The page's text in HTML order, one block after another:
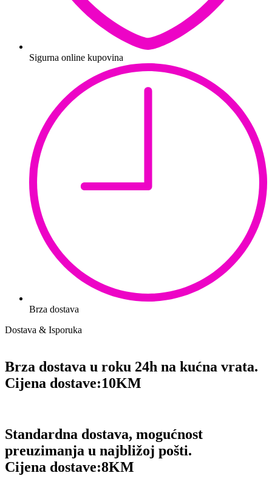
Sigurna online kupovina
Brza dostava
Dostava & Isporuka
Brza dostava u roku 24h na kućna vrata.
Cijena dostave:10KM
Standardna dostava, mogućnost
preuzimanja u najbližoj pošti.
Cijena dostave:8KM